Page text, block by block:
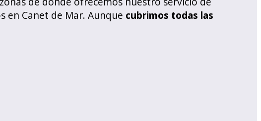
en Canet de Mar. Aunque cubrimos todas las